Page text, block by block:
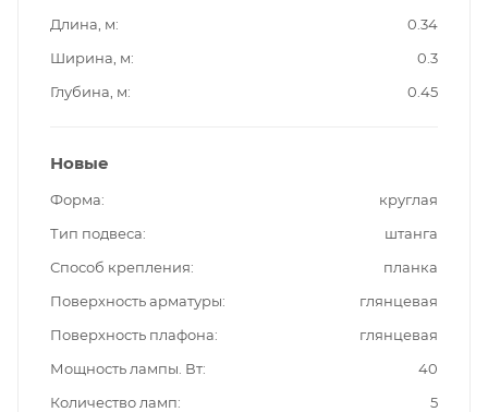
Длина, м
0.34
Ширина, м
0.3
Глубина, м
0.45
Новые
Форма
круглая
Тип подвеса
штанга
Способ крепления
планка
Поверхность арматуры
глянцевая
Поверхность плафона
глянцевая
Мощность лампы. Вт
40
Количество ламп
5